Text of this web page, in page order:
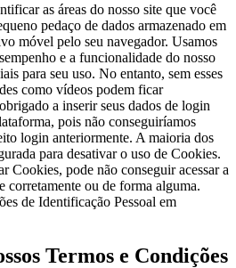
as áreas do nosso site que você
pedaço de dados armazenado em
móvel pelo seu navegador. Usamos
e a funcionalidade do nosso
para seu uso. No entanto, sem esses
como vídeos podem ficar
a inserir seus dados de login
pois não conseguiríamos
login anteriormente. A maioria dos
para desativar o uso de Cookies.
Cookies, pode não conseguir acessar a
corretamente ou de forma alguma.
de Identificação Pessoal em
Termos e Condições